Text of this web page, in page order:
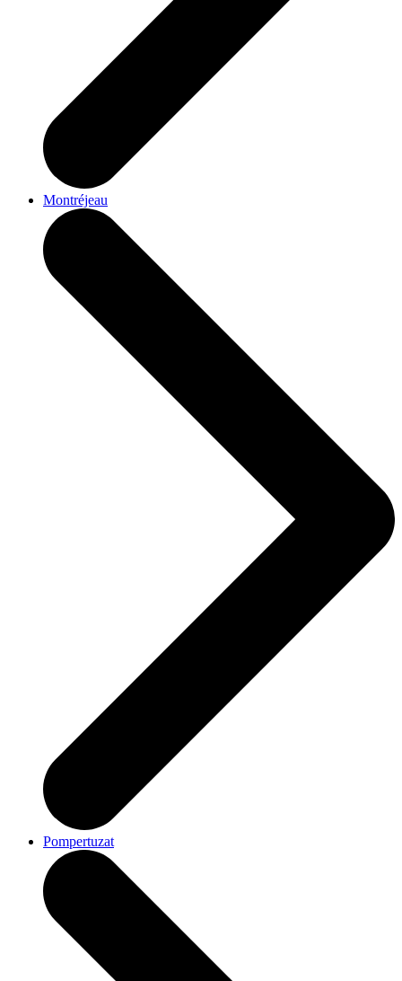
Montréjeau
Pompertuzat